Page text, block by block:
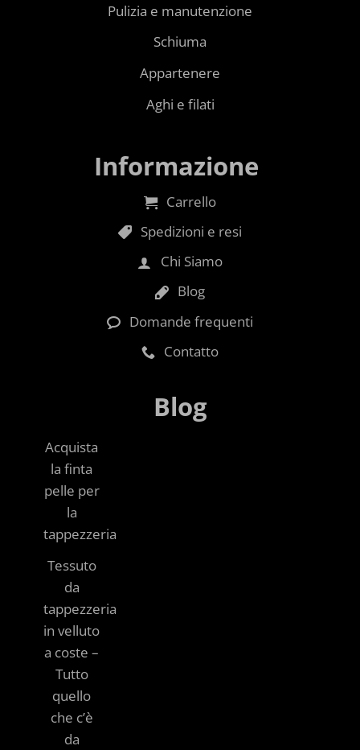
Pulizia e manutenzione
Schiuma
Appartenere
Aghi e filati
Informazione
Carrello
Spedizioni e resi
Chi Siamo
Blog
Domande frequenti
Contatto
Blog
Acquista
la finta
pelle per
la
tappezzeria
Tessuto
da
tappezzeria
in velluto
a coste –
Tutto
quello
che c’è
da